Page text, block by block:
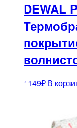
DEWAL
1149₽ В